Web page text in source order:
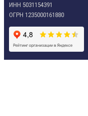
ИНН 5031154391
ОГРН 1235000161880